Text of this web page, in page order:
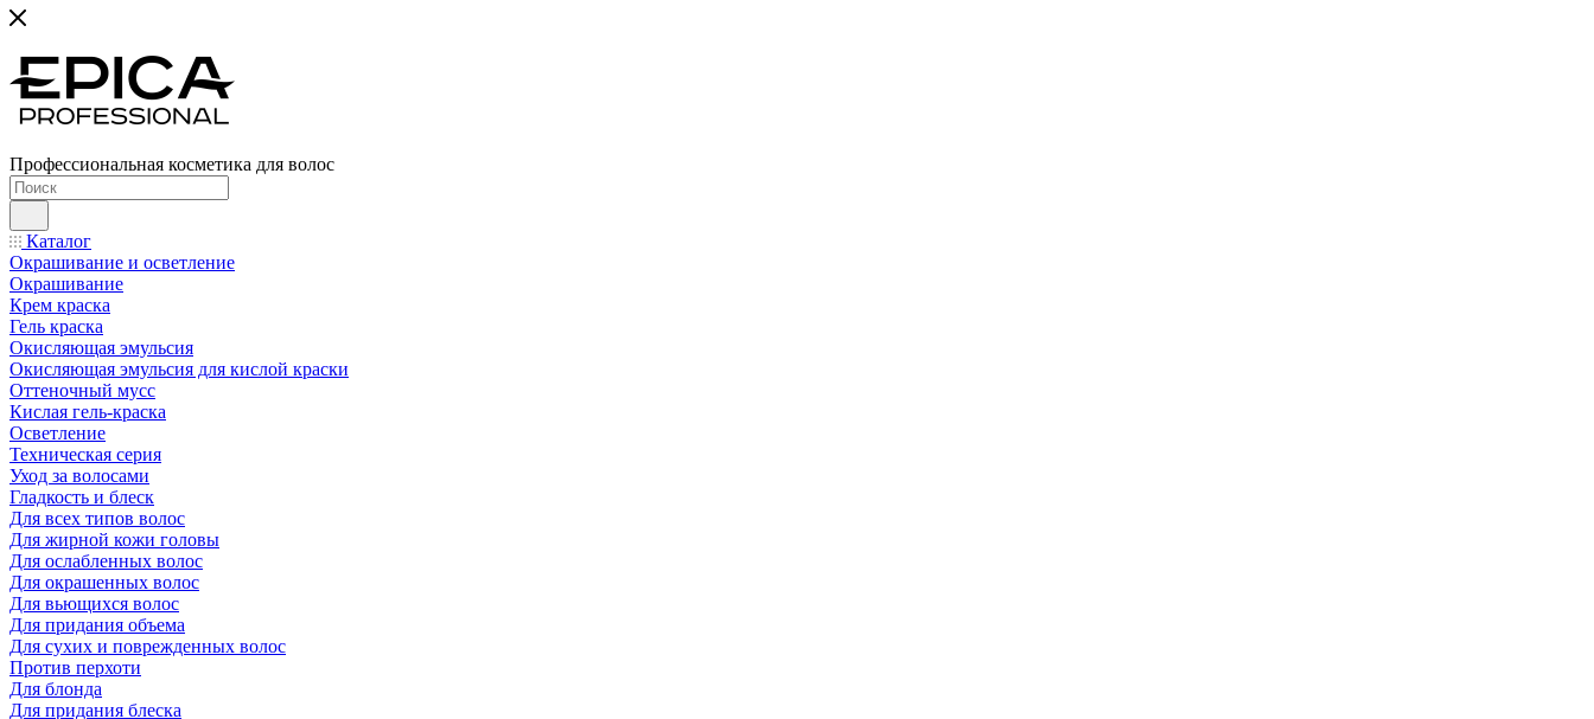
Профессиональная косметика для волос
Каталог
Окрашивание и осветление
Окрашивание
Крем краска
Гель краска
Окисляющая эмульсия
Окисляющая эмульсия для кислой краски
Оттеночный мусс
Кислая гель-краска
Осветление
Техническая серия
Уход за волосами
Гладкость и блеск
Для всех типов волос
Для жирной кожи головы
Для ослабленных волос
Для окрашенных волос
Для вьющихся волос
Для придания объема
Для сухих и поврежденных волос
Против перхоти
Для блонда
Для придания блеска